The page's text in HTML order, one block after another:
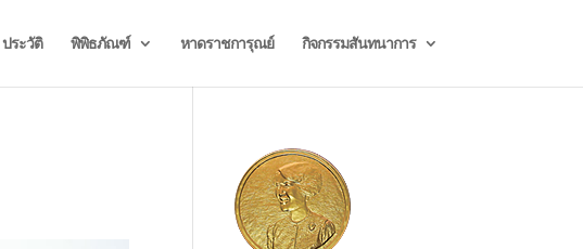
ประวัติ พิพิธภัณฑ์ หาดราชการุณย์ กิจกรรมสันทนาการ